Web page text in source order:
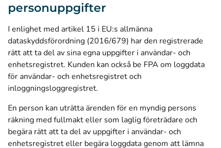
personuppgifter
I enlighet med artikel 15 i EU:s allmänna
dataskyddsförordning (2016/679) har den registrerade
rätt att ta del av sina egna uppgifter i användar- och
enhetsregistret. Kunden kan också be FPA om loggdata
för användar- och enhetsregistret och
inloggningsloggregistret.
En person kan uträtta ärenden för en myndig persons
räkning med fullmakt eller som laglig företrädare och
begära rätt att ta del av uppgifter i användar- och
enhetsregistret eller begära loggdata genom att lämna